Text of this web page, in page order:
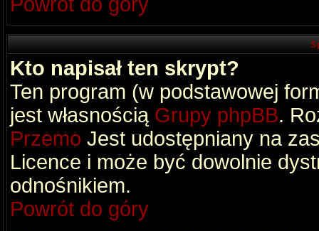
Kto napisał ten skrypt?
Ten program (w podstawowej
jest własnością Grupy phpBB.
Przemo Jest udostępniany na
Licence i może być dowolnie
odnośnikiem.
Powrót do góry